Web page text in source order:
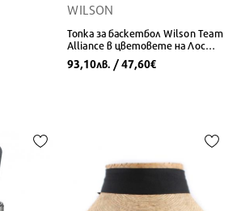
WILSON
Топка за баскетбол Wilson Team
Alliance в цветовете на Лос
Анджелис Лейкърс
93,10лв. / 47,60€